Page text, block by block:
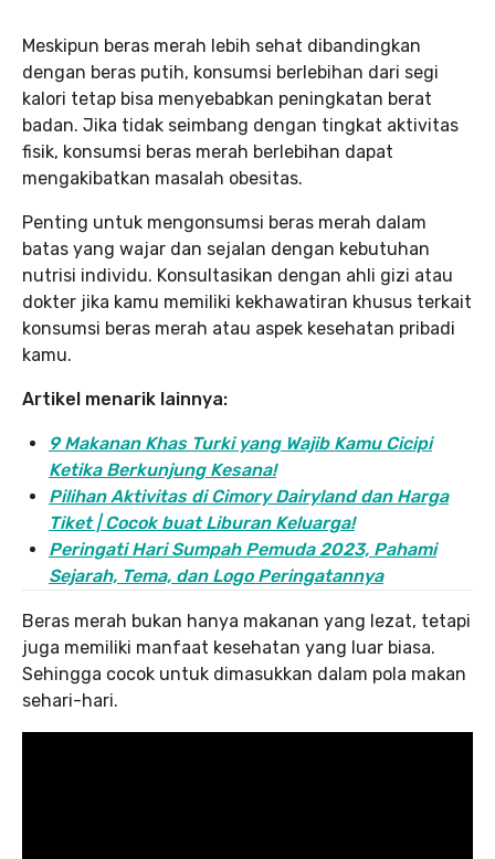
Meskipun beras merah lebih sehat dibandingkan
dengan beras putih, konsumsi berlebihan dari segi
kalori tetap bisa menyebabkan peningkatan berat
badan. Jika tidak seimbang dengan tingkat aktivitas
fisik, konsumsi beras merah berlebihan dapat
mengakibatkan masalah obesitas.
Penting untuk mengonsumsi beras merah dalam
batas yang wajar dan sejalan dengan kebutuhan
nutrisi individu. Konsultasikan dengan ahli gizi atau
dokter jika kamu memiliki kekhawatiran khusus terkait
konsumsi beras merah atau aspek kesehatan pribadi
kamu.
Artikel menarik lainnya:
9 Makanan Khas Turki yang Wajib Kamu Cicipi
Ketika Berkunjung Kesana!
Pilihan Aktivitas di Cimory Dairyland dan Harga
Tiket | Cocok buat Liburan Keluarga!
Peringati Hari Sumpah Pemuda 2023, Pahami
Sejarah, Tema, dan Logo Peringatannya
Beras merah bukan hanya makanan yang lezat, tetapi
juga memiliki manfaat kesehatan yang luar biasa.
Sehingga cocok untuk dimasukkan dalam pola makan
sehari-hari.